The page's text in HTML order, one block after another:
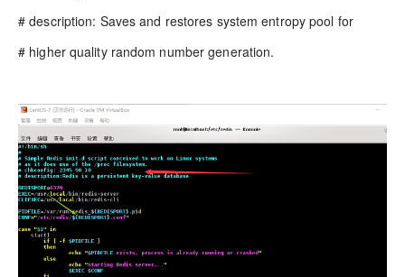
# description: Saves and restores system entropy pool for
# higher quality random number generation.